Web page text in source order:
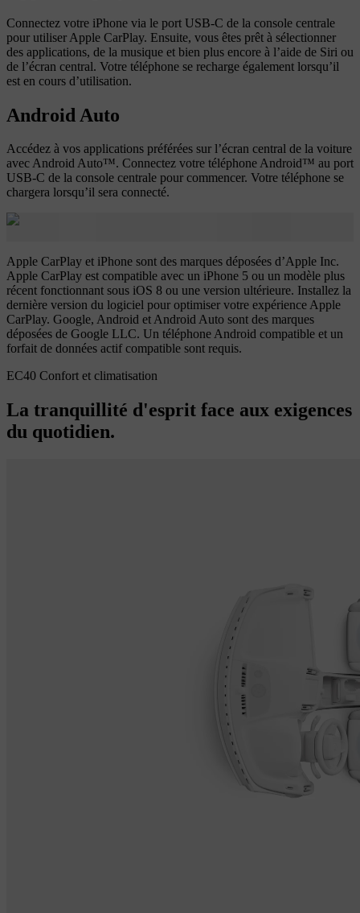
Connectez votre iPhone via le port USB-C de la console centrale
pour utiliser Apple CarPlay. Ensuite, vous êtes prêt à sélectionner
des applications, de la musique et bien plus encore à l’aide de Siri ou
de l’écran central. Votre téléphone se recharge également lorsqu’il
est en cours d’utilisation.
Android Auto
Accédez à vos applications préférées sur l’écran central de la voiture
avec Android Auto™. Connectez votre téléphone Android™ au port
USB-C de la console centrale pour commencer. Votre téléphone se
chargera lorsqu’il sera connecté.
Apple CarPlay et iPhone sont des marques déposées d’Apple Inc.
Apple CarPlay est compatible avec un iPhone 5 ou un modèle plus
récent fonctionnant sous iOS 8 ou une version ultérieure. Installez la
dernière version du logiciel pour optimiser votre expérience Apple
CarPlay. Google, Android et Android Auto sont des marques
déposées de Google LLC. Un téléphone Android compatible et un
forfait de données actif compatible sont requis.
EC40 Confort et climatisation
La tranquillité d'esprit face aux exigences
du quotidien.